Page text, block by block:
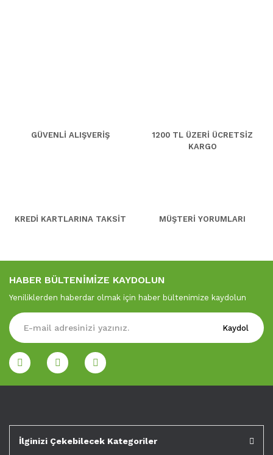
GÜVENLİ ALIŞVERİŞ
1200 TL ÜZERİ ÜCRETSİZ
KARGO
KREDİ KARTLARINA TAKSİT MÜŞTERİ YORUMLARI
HABER BÜLTENİMİZE KAYDOLUN
Yeniliklerden haberdar olmak için haber bültenimize kaydolun
Kaydol
İlginizi Çekebilecek Kategoriler